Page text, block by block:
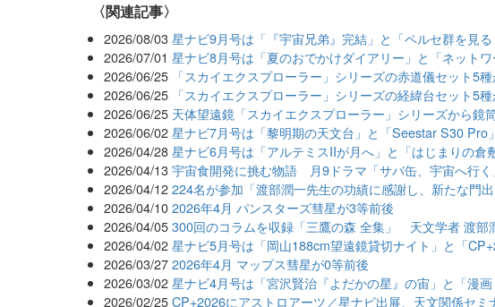
関連記事
2026/08/03 星ナビ9月号は「『宇宙兄弟』完結」と「ペルセ群を見る
2026/07/01 星ナビ8月号は「夏のおでかけダイアリー」と「ネットワ
2026/06/25 「スカイエクスプローラー」シリーズの赤道儀セット5
2026/06/25 「スカイエクスプローラー」シリーズの経緯台セット5
2026/06/25 天体望遠鏡「スカイエクスプローラー」シリーズから鏡
2026/06/02 星ナビ7月号は「黎明期の天文台」と「Seestar S30 Pro」
2026/04/28 星ナビ6月号は「アルテミスIIが月へ」と「はじまりの倉
2026/04/13 宇宙食開発に挑む物語 月9ドラマ「サバ缶、宇宙へ行く
2026/04/12 224名が参加「渡部潤一先生の功績に感謝し、新たな門出
2026/04/10 2026年4月 パンスターズ彗星が3等前後
2026/04/05 300回のコラムを収録「三鷹の森 全集」 天文学者 渡部
2026/04/02 星ナビ5月号は「岡山188cm望遠鏡貸切ナイト」と「
2026/03/27 2026年4月 マップス彗星が0等前後
2026/03/02 星ナビ4月号は「宮沢賢治『よだかの星』の宙」と「漫画
2026/02/25 CP+2026にアストロアーツ／星ナビ出展、天文関係セミ